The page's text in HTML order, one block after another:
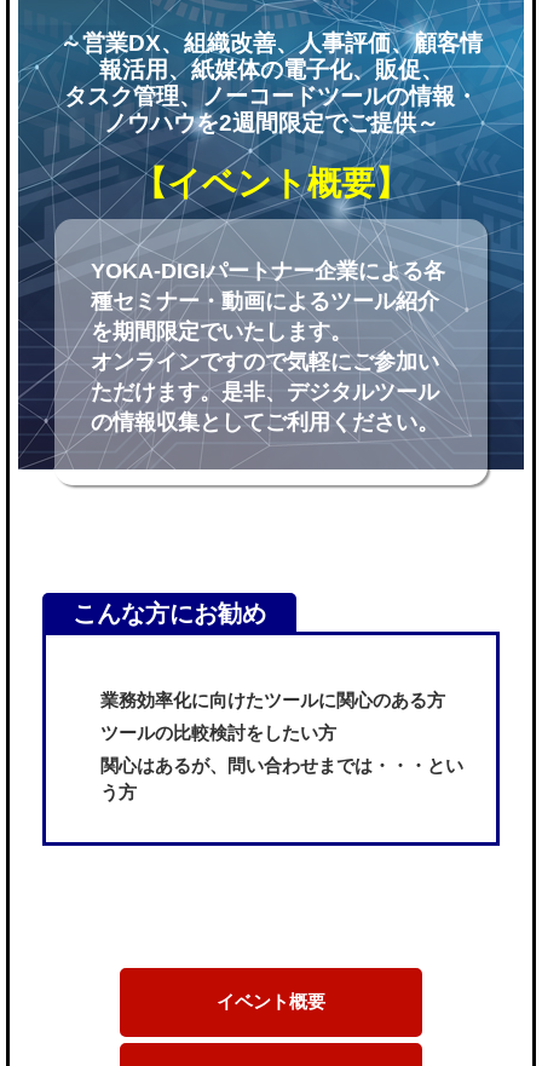
～営業DX、組織改善、人事評価、顧客情
報活用、紙媒体の電子化、販促、
タスク管理、ノーコードツールの情報・
ノウハウを2週間限定でご提供～
【イベント概要】
YOKA-DIGIパートナー企業による各
種セミナー・動画によるツール紹介
を期間限定でいたします。
オンラインですので気軽にご参加い
ただけます。是非、デジタルツール
の情報収集としてご利用ください。
こんな方にお勧め
業務効率化に向けたツールに関心のある方
ツールの比較検討をしたい方
関心はあるが、問い合わせまでは・・・とい
う方
イベント概要